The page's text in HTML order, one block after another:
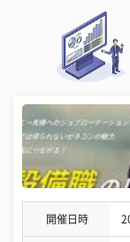
開催日時